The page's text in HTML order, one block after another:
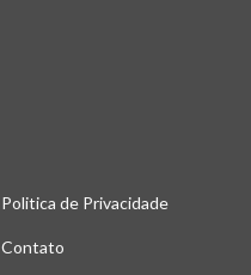
Politica de Privacidade
Contato